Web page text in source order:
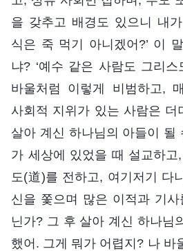
을 갖추고 배경도 있으니 내
식은 죽 먹기 아니겠어?’ 이
냐? ‘예수 같은 사람도 그리
바울처럼 이렇게 비범하고,
사회적 지위가 있는 사람은 더
살아 계신 하나님의 아들이 될
가 세상에 있었을 때 설교하고
도(道)를 전하고, 여기저기 다
신을 쫓으며 많은 이적과 기
닌가? 그 후 살아 계신 하나님
했어. 그게 뭐가 어렵지? 나 바